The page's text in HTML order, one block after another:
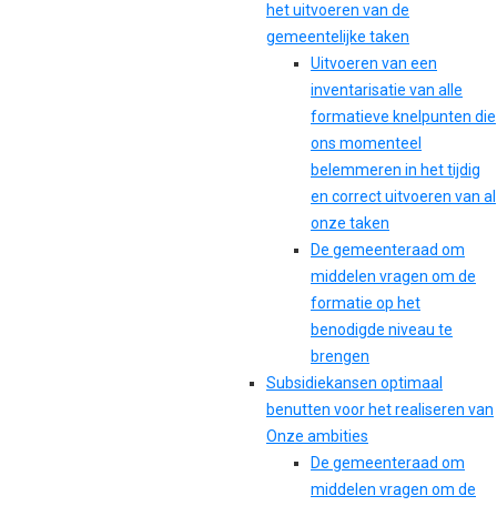
het uitvoeren van de
gemeentelijke taken
Uitvoeren van een
inventarisatie van alle
formatieve knelpunten die
ons momenteel
belemmeren in het tijdig
en correct uitvoeren van al
onze taken
De gemeenteraad om
middelen vragen om de
formatie op het
benodigde niveau te
brengen
Subsidiekansen optimaal
benutten voor het realiseren van
Onze ambities
De gemeenteraad om
middelen vragen om de